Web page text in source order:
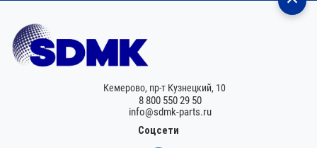
Кемерово, пр-т Кузнецкий, 10
8 800 550 29 50
info@sdmk-parts.ru
Соцсети